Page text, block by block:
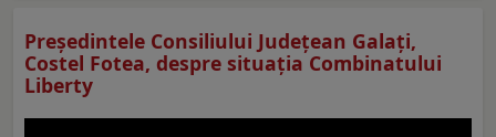
Preşedintele Consiliului Judeţean Galaţi,
Costel Fotea, despre situaţia Combinatului
Liberty